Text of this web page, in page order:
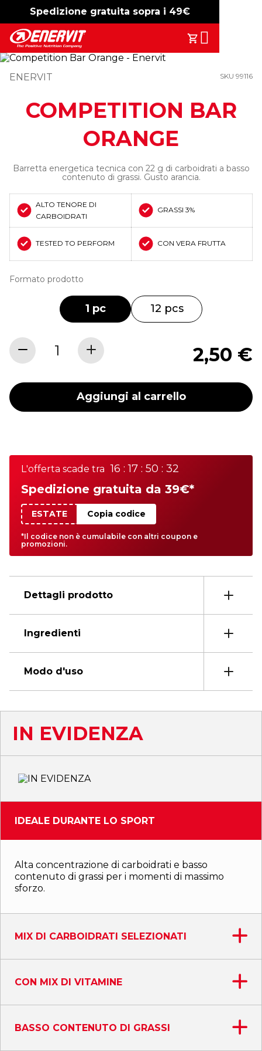
Spedizione gratuita sopra i 49€
-15% free shipping
Il Tuo
Search
ENERVIT SKU 99116
COMPETITION BAR
ORANGE
Barretta energetica tecnica con 22 g di carboidrati a basso
contenuto di grassi. Gusto arancia.
ALTO TENORE DI
CARBOIDRATI
GRASSI 3%
TESTED TO PERFORM CON VERA FRUTTA
Formato prodotto
1 pc 12 pcs
2,50 €
Aggiungi al carrello
L'offerta scade tra 16 : 17 : 50 : 32
Spedizione gratuita da 39€*
ESTATE Copia codice
*Il codice non è cumulabile con altri coupon e
promozioni.
Dettagli prodotto
Ingredienti
Modo d'uso
IN EVIDENZA
IDEALE DURANTE LO SPORT
Alta concentrazione di carboidrati e basso
contenuto di grassi per i momenti di massimo
sforzo.
MIX DI CARBOIDRATI SELEZIONATI
CON MIX DI VITAMINE
BASSO CONTENUTO DI GRASSI